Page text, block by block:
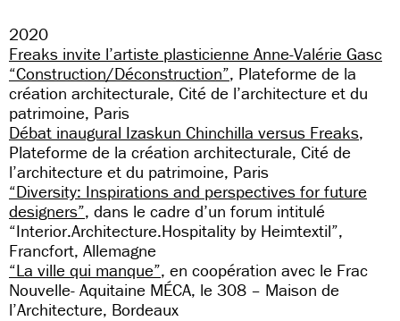
2020
Freaks invite l’artiste plasticienne Anne-Valérie Gasc
“Construction/Déconstruction”, Plateforme de la
création architecturale, Cité de l’architecture et du
patrimoine, Paris
Débat inaugural Izaskun Chinchilla versus Freaks,
Plateforme de la création architecturale, Cité de
l’architecture et du patrimoine, Paris
“Diversity: Inspirations and perspectives for future
designers”, dans le cadre d’un forum intitulé
“Interior.Architecture.Hospitality by Heimtextil”,
Francfort, Allemagne
“La ville qui manque”, en coopération avec le Frac
Nouvelle- Aquitaine MÉCA, le 308 – Maison de
l’Architecture, Bordeaux